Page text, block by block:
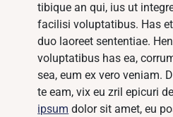
tibique an qui, ius ut
facilisi voluptatibus. Has
duo laoreet sententiae.
voluptatibus has ea,
sea, eum ex vero veniam.
te eam, vix eu zril epicuri
ipsum dolor sit amet, eu